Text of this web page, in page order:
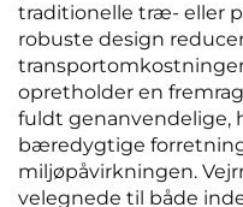
traditionelle træ- eller
robuste design
opretholder en
fuldt genanvendelige,
bæredygtige
miljøpåvirkningen.
velegnede til både